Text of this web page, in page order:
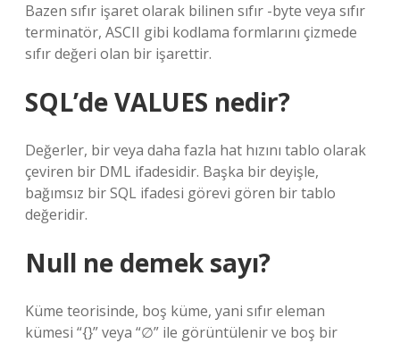
Bazen sıfır işaret olarak bilinen sıfır -byte veya sıfır
terminatör, ASCII gibi kodlama formlarını çizmede
sıfır değeri olan bir işarettir.
SQL’de VALUES nedir?
Değerler, bir veya daha fazla hat hızını tablo olarak
çeviren bir DML ifadesidir. Başka bir deyişle,
bağımsız bir SQL ifadesi görevi gören bir tablo
değeridir.
Null ne demek sayı?
Küme teorisinde, boş küme, yani sıfır eleman
kümesi “{}” veya “∅” ile görüntülenir ve boş bir